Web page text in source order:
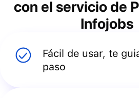
con el servicio de
Infojobs
Fácil de usar, te
paso